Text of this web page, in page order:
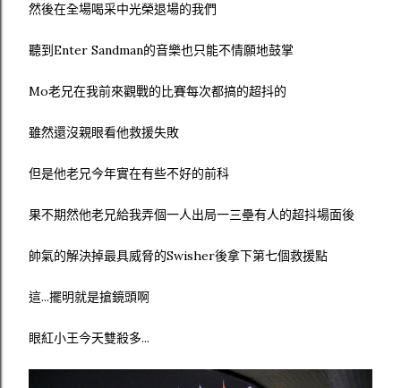
然後在全場喝采中光榮退場的我們
聽到Enter Sandman的音樂也只能不情願地鼓掌
Mo老兄在我前來觀戰的比賽每次都搞的超抖的
雖然還沒親眼看他救援失敗
但是他老兄今年實在有些不好的前科
果不期然他老兄給我弄個一人出局一三壘有人的超抖場面後
帥氣的解決掉最具威脅的Swisher後拿下第七個救援點
這...擺明就是搶鏡頭啊
眼紅小王今天雙殺多...